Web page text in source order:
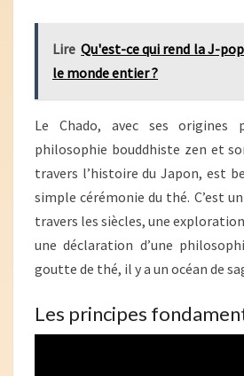
Lire Qu'est-ce qui rend la J-
le monde entier ?
Le Chado, avec ses origines
philosophie bouddhiste zen et
travers l’histoire du Japon, est
simple cérémonie du thé. C’est
travers les siècles, une
une déclaration d’une
goutte de thé, il y a un océan de
Les principes